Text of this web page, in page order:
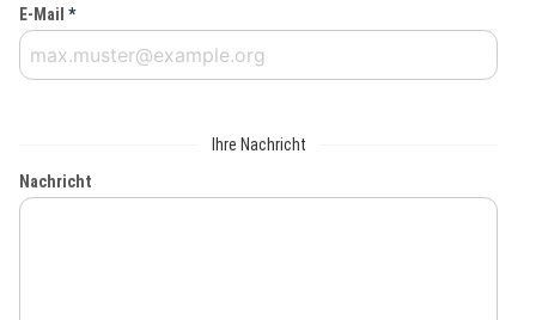
E-Mail *
Ihre Nachricht
Nachricht